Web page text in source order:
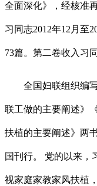
全面深化》，经核准
习同志2012年12月至
73篇。第二卷收入习
全国妇联组织编写
联工做的主要阐述》
扶植的主要阐述》两
国刊行。 党的以来，
视家庭家教家风扶植